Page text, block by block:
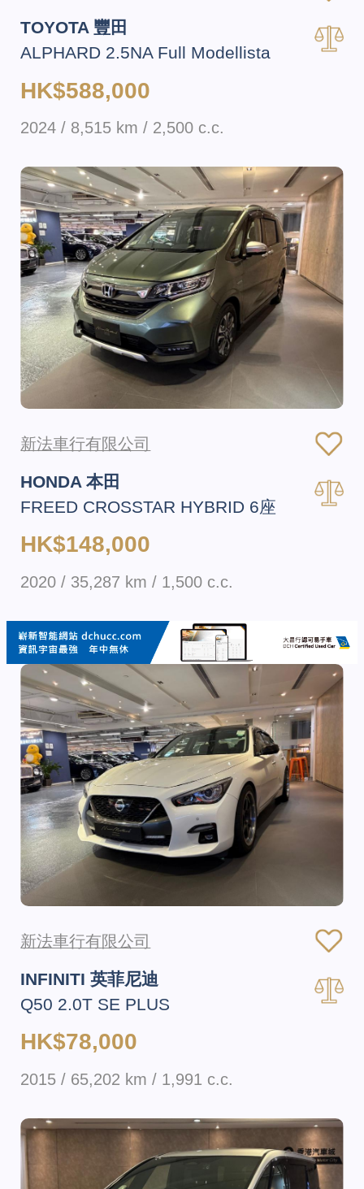
TOYOTA 豐田
ALPHARD 2.5NA Full Modellista
HK$588,000
2024 / 8,515 km / 2,500 c.c.
新法車行有限公司
HONDA 本田
FREED CROSSTAR HYBRID 6座
HK$148,000
2020 / 35,287 km / 1,500 c.c.
新法車行有限公司
INFINITI 英菲尼迪
Q50 2.0T SE PLUS
HK$78,000
2015 / 65,202 km / 1,991 c.c.